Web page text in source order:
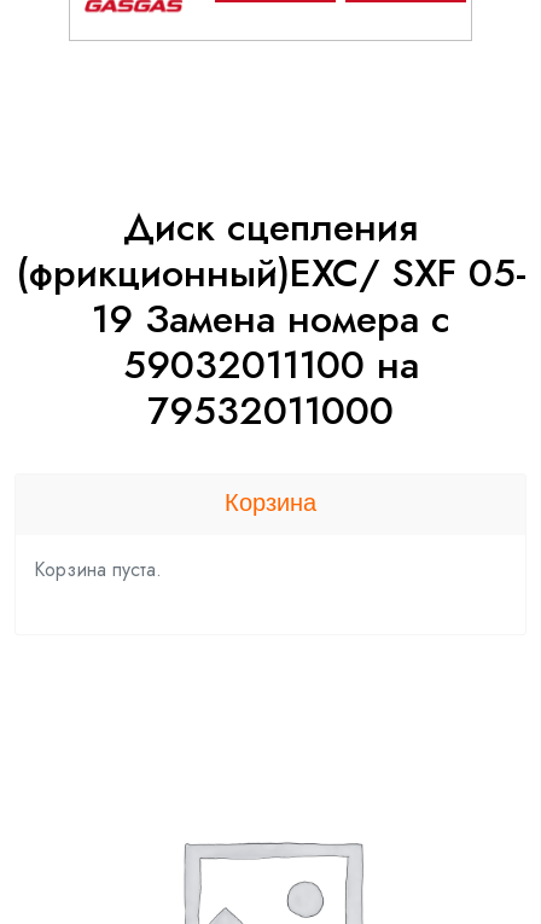
Диск сцепления
(фрикционный)EXC/ SXF 05-
19 Замена номера с
59032011100 на
79532011000
Корзина
Корзина пуста.